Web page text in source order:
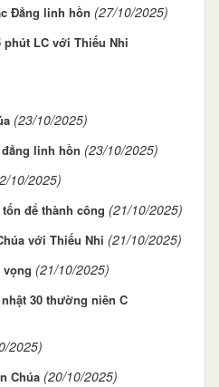
Đẳng linh hồn (27/10/2025)
phút LC với Thiếu Nhi
(23/10/2025)
linh hồn (23/10/2025)
10/2025)
để thành công (21/10/2025)
với Thiếu Nhi (21/10/2025)
(21/10/2025)
30 thường niên C
2025)
Chúa (20/10/2025)